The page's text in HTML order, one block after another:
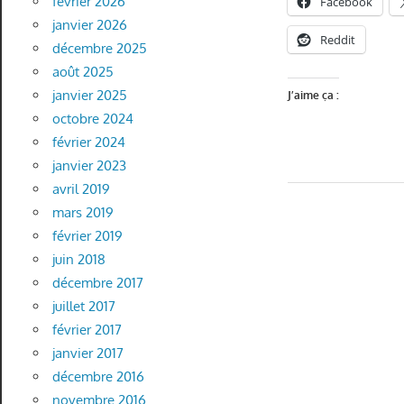
Reddit
J’aime ça :
janvier 2026
décembre 2025
août 2025
janvier 2025
octobre 2024
février 2024
janvier 2023
avril 2019
mars 2019
février 2019
juin 2018
décembre 2017
juillet 2017
février 2017
janvier 2017
décembre 2016
novembre 2016